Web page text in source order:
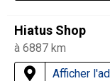
Hiatus Shop
à 6887 km
Afficher